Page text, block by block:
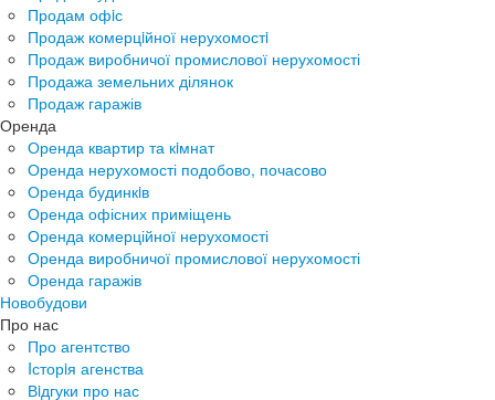
Продам офiс
Продаж комерцiйної нерухомостi
Продаж виробничої промислової нерухомості
Продажа земельних ділянок
Продаж гаражів
Оренда
Оренда квартир та кiмнат
Оренда нерухомості подобово, почасово
Оренда будинкiв
Оренда офісних приміщень
Оренда комерційної нерухомості
Оренда виробничої промислової нерухомості
Оренда гаражів
Новобудови
Про нас
Про агентство
Iсторiя агенства
Вiдгуки про нас